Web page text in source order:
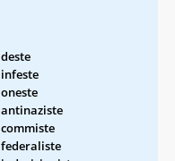
deste
infeste
oneste
antinaziste
commiste
federaliste